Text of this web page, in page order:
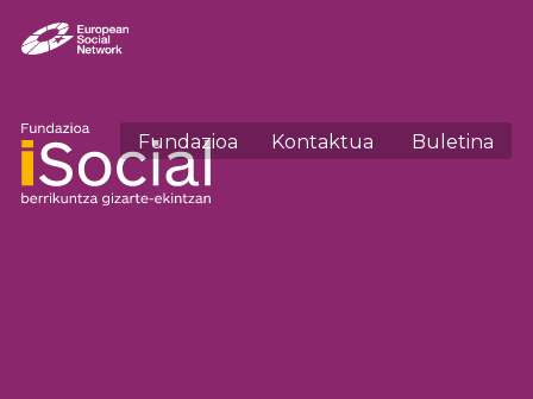
Fundazioa Kontaktua Buletina